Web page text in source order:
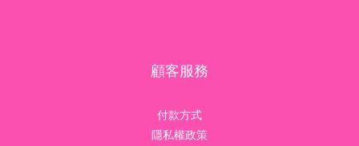
顧客服務
付款方式
隱私權政策